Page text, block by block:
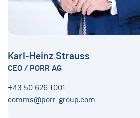
Karl-Heinz Strauss
CEO / PORR AG
+43 50 626 1001
comms@porr-group.com